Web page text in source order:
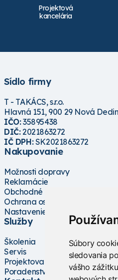
Súbory
sledovania
vášho
Projektová
kancelária
Sídlo firmy
T - TAKÁCS, s.r.o.
Hlavná 151, 900 29 Nová
IČO:35895438
DIČ:2021863272
IČ DPH:SK2021863272
Nakupovanie
Možnosti dopravy
Reklamácie
Obchodné podmienky
Ochrana osobných údajov
Nastavenie cookies
Služby
Školenia
Servis
Projektovanie
Poradenstvo